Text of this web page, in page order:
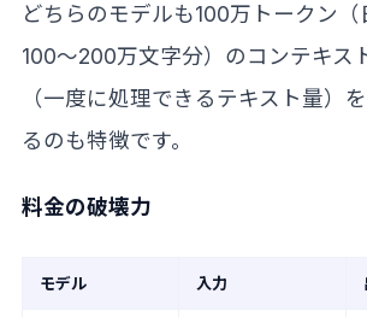
どちらのモデルも100万トークン（
100〜200万文字分）のコンテキス
（一度に処理できるテキスト量）
るのも特徴です。
料金の破壊力
モデル 入力